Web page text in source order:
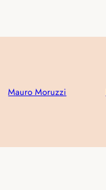
Mauro Moruzzi